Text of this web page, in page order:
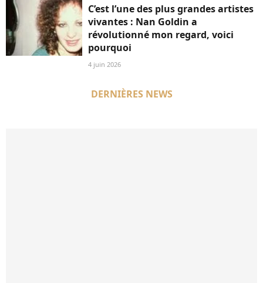
C’est l’une des plus grandes artistes
vivantes : Nan Goldin a
révolutionné mon regard, voici
pourquoi
4 juin 2026
DERNIÈRES NEWS